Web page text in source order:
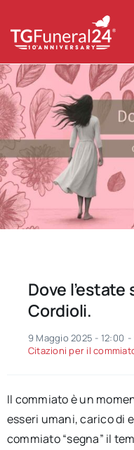
content
Dove l’estate
Cordioli.
9 Maggio 2025 - 12:00 -
Citazioni per il
Il commiato è un
esseri umani, carico di
commiato “segna” il